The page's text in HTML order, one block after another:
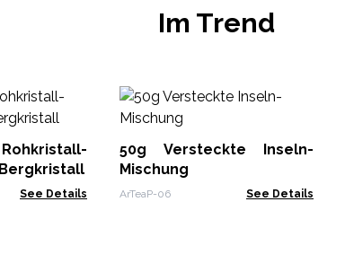
Im Trend
See Details
50g Versteckte Inseln-
Mischung
ArTeaP-06 See Details